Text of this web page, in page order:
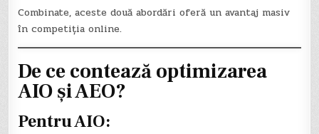
Combinate, aceste două abordări oferă un avantaj masiv
în competiția online.
De ce contează optimizarea
AIO și AEO?
Pentru AIO: